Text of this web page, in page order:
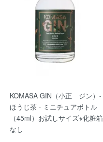
KOMASA GIN（小正 ジン）-
ほうじ茶 - ミニチュアボトル
（45ml）お試しサイズ※化粧箱
なし